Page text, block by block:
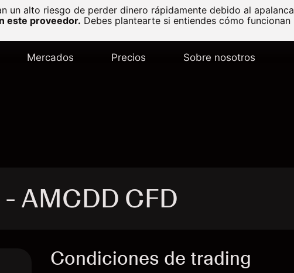
un alto riesgo de perder dinero rápidamente debido al
este proveedor. Debes plantearte si entiendes cómo
Mercados Precios Sobre nosotros
AMCDD CFD
Condiciones de trading